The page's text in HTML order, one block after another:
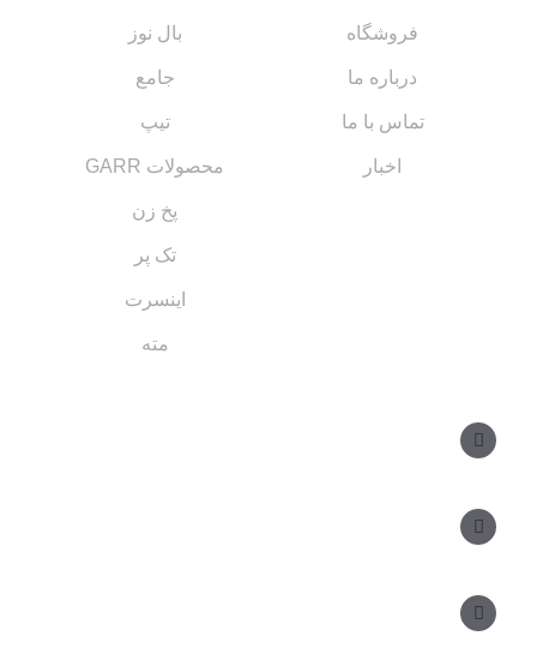
فروشگاه
درباره ما
تماس با ما
اخبار
بال نوز
جامع
تیپ
محصولات GARR
پخ زن
تک پر
اینسرت
مته